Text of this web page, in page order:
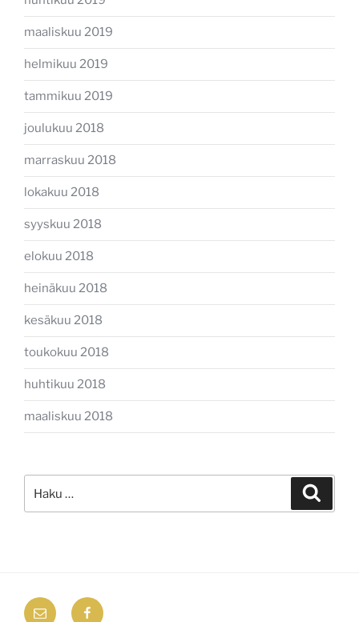
maaliskuu 2019
helmikuu 2019
tammikuu 2019
joulukuu 2018
marraskuu 2018
lokakuu 2018
syyskuu 2018
elokuu 2018
heinäkuu 2018
kesäkuu 2018
toukokuu 2018
huhtikuu 2018
maaliskuu 2018
email Facebook